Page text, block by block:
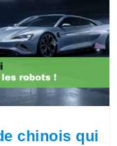
chinois qui